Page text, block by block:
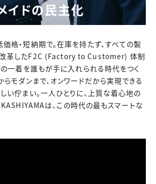
イドの民主化
格・短納期で。在庫を持たず、すべての製
革したF2C (Factory to Customer) 体制
の一着を誰もが手に入れられる時代をつく
らモダンまで、オンワードだから実現できる
い佇まい。一人ひとりに、上質な着心地の
は、この時代の最もスマートな